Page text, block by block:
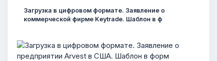
Загрузка в цифровом формате. Заявление о
коммерческой фирме Keytrade. Шаблон в ф